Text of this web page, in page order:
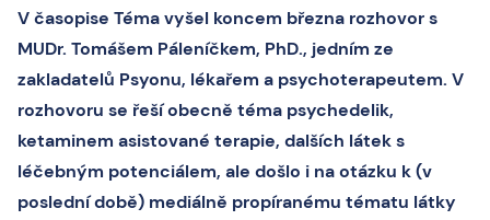
V časopise Téma vyšel koncem března rozhovor s
MUDr. Tomášem Páleníčkem, PhD., jedním ze
zakladatelů Psyonu, lékařem a psychoterapeutem. V
rozhovoru se řeší obecně téma psychedelik,
ketaminem asistované terapie, dalších látek s
léčebným potenciálem, ale došlo i na otázku k (v
poslední době) mediálně propíranému tématu látky